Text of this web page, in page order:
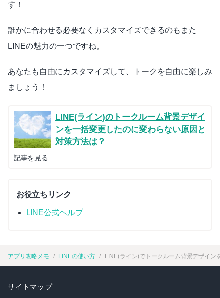
す！
誰かに合わせる必要なくカスタマイズできるのもまた
LINEの魅力の一つですね。
あなたも自由にカスタマイズして、トークを自由に楽しみ
ましょう！
LINE(ライン)のトークルーム背景デザイ
ンを一括変更したのに変わらない原因と
対策方法は？
記事を見る
お役立ちリンク
LINE公式ヘルプ
アプリ攻略メモ LINEの使い方 LINE(ライン)でトークルーム背景デザイ
サイトマップ